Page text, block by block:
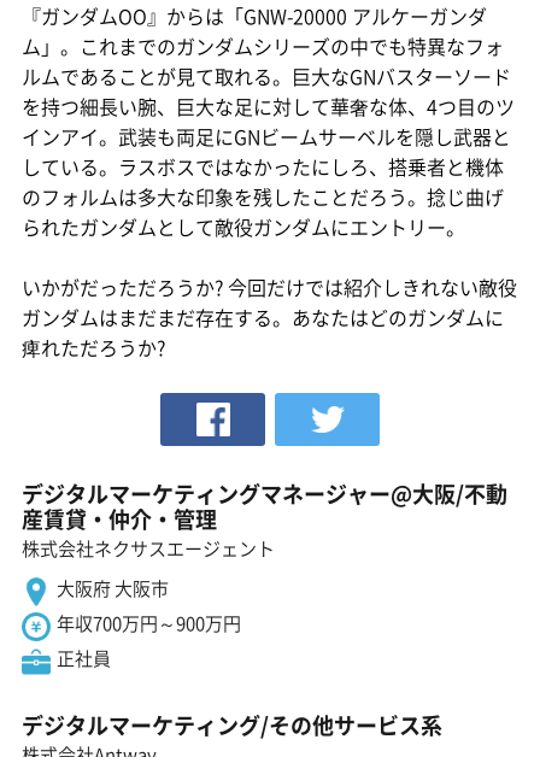
『ガンダムOO』からは「GNW-20000 アルケーガンダ
ム」。これまでのガンダムシリーズの中でも特異なフォ
ルムであることが見て取れる。巨大なGNバスターソード
を持つ細長い腕、巨大な足に対して華奢な体、4つ目のツ
インアイ。武装も両足にGNビームサーベルを隠し武器と
している。ラスボスではなかったにしろ、搭乗者と機体
のフォルムは多大な印象を残したことだろう。捻じ曲げ
られたガンダムとして敵役ガンダムにエントリー。
いかがだっただろうか? 今回だけでは紹介しきれない敵役
ガンダムはまだまだ存在する。あなたはどのガンダムに
痺れただろうか?
デジタルマーケティングマネージャー@大阪/不動
産賃貸・仲介・管理
株式会社ネクサスエージェント
大阪府 大阪市
年収700万円～900万円
正社員
デジタルマーケティング/その他サービス系